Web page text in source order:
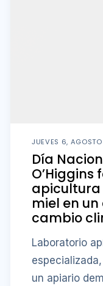
JUEVES 6, AGOSTO
Día
O’Higgins
miel en
cambio
Laboratorio
un apiario